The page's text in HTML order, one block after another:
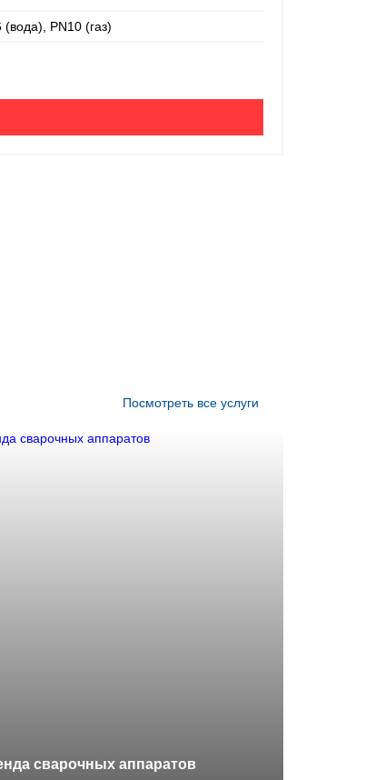
(вода), PN10 (газ)
Посмотреть все услуги
сварочных аппаратов